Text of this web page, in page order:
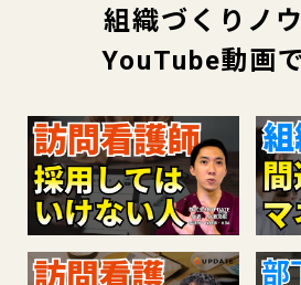
組織づくりノ
YouTube動画